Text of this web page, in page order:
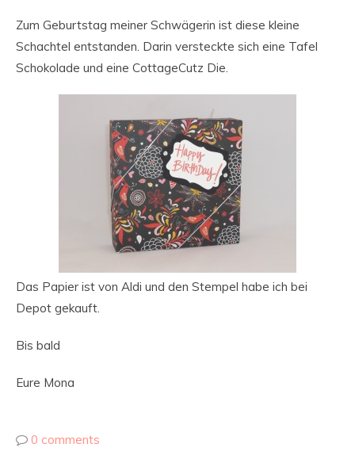
Zum Geburtstag meiner Schwägerin ist diese kleine
Schachtel entstanden. Darin versteckte sich eine Tafel
Schokolade und eine CottageCutz Die.
Das Papier ist von Aldi und den Stempel habe ich bei
Depot gekauft.
Bis bald
Eure Mona
0 comments